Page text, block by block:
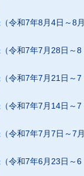
令和7年8月4日～8月
令和7年7月28日～8
令和7年7月21日～7
令和7年7月14日～7
令和7年7月7日～7月
令和7年6月23日～6